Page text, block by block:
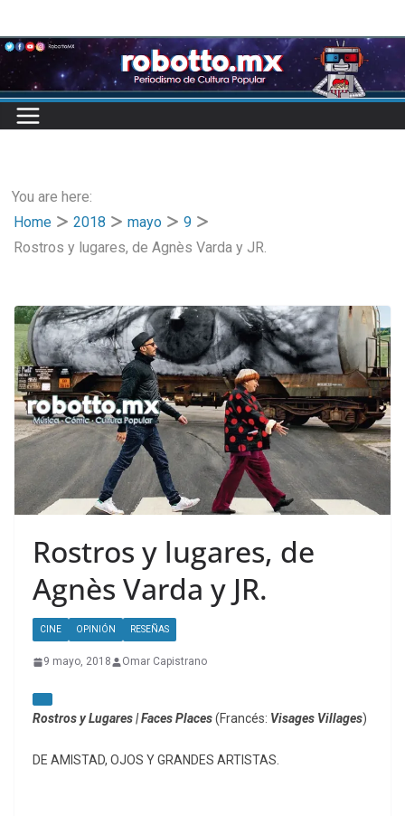
to
content
You are here:
Home
2018 mayo
9
Rostros y lugares, de Agnès Varda y JR.
Rostros y lugares, de
Agnès Varda y JR.
CINE OPINIÓN RESEÑAS
9 mayo, 2018 Omar Capistrano
Rostros y Lugares | Faces Places(Francés: Visages Villages)
DE AMISTAD, OJOS Y GRANDES ARTISTAS.